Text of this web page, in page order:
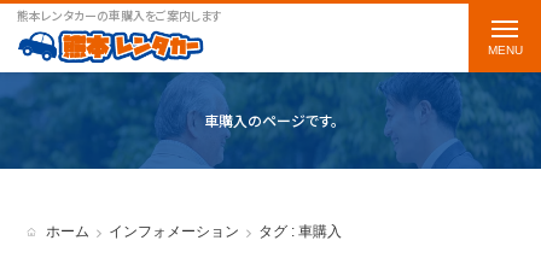
熊本レンタカーの車購入をご案内します
車購入のページです。
ホーム インフォメーション タグ : 車購入
t
o
g
l